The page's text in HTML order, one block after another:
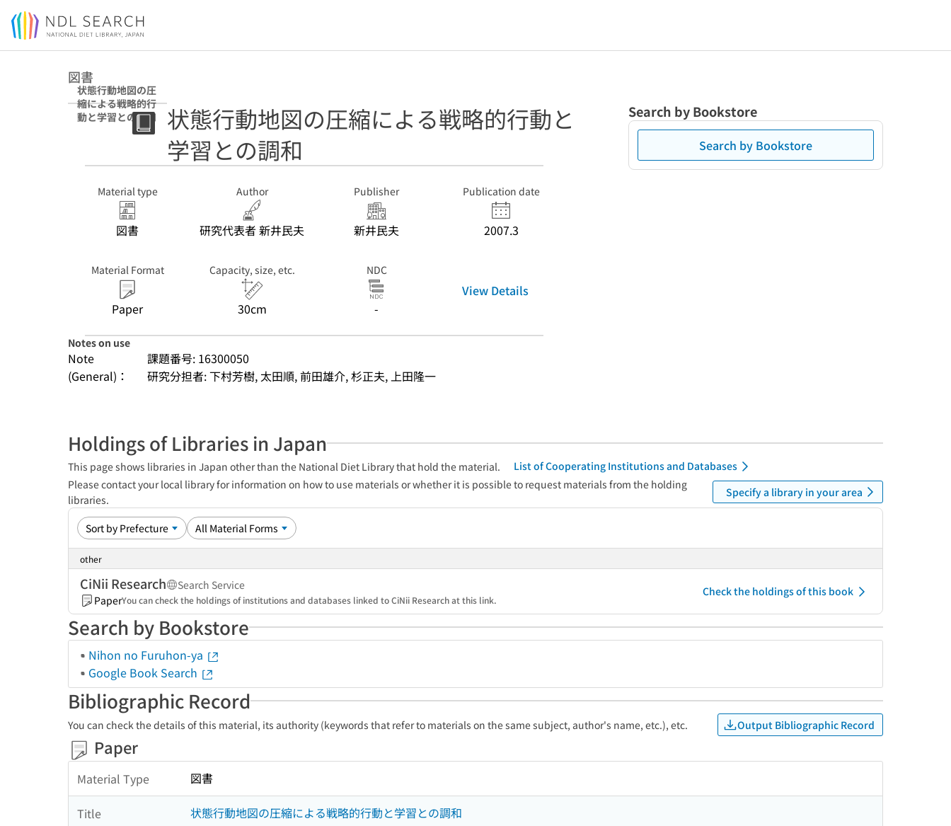
Jump to main content
図書
状態行動地図の圧
縮による戦略的行
動と学習との調和
状態行動地図の圧縮による戦略的行動と
学習との調和
Material type
図書
Author
研究代表者 新井民夫
Publisher
新井民夫
Publication date
2007.3
Material Format
Paper
Capacity, size, etc.
30cm
NDC
-
View Details
Notes on use
Note
(General)：
課題番号: 16300050
研究分担者: 下村芳樹, 太田順, 前田雄介, 杉正夫, 上田隆一
Search by Bookstore
Search by Bookstore
Holdings of Libraries in Japan
This page shows libraries in Japan other than the National Diet Library that hold the material.
List of Cooperating Institutions and Databases
Please contact your local library for information on how to use materials or whether it is possible to request materials from the holding
libraries.
Specify a library in your area
other
CiNii Research
Search Service
PaperYou can check the holdings of institutions and databases linked to CiNii Research at this link.
Check the holdings of this book
Search by Bookstore
Nihon no Furuhon-ya
Google Book Search
Bibliographic Record
You can check the details of this material, its authority (keywords that refer to materials on the same subject, author's name, etc.), etc. Output Bibliographic Record
Paper
Material Type 図書
Title 状態行動地図の圧縮による戦略的行動と学習との調和